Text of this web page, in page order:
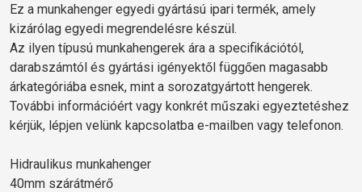
Ez a munkahenger egyedi gyártású ipari termék, amely
kizárólag egyedi megrendelésre készül.
Az ilyen típusú munkahengerek ára a specifikációtól,
darabszámtól és gyártási igényektől függően magasabb
árkategóriába esnek, mint a sorozatgyártott hengerek.
További információért vagy konkrét műszaki egyeztetéshez
kérjük, lépjen velünk kapcsolatba e-mailben vagy telefonon.
Hidraulikus munkahenger
40mm szárátmérő